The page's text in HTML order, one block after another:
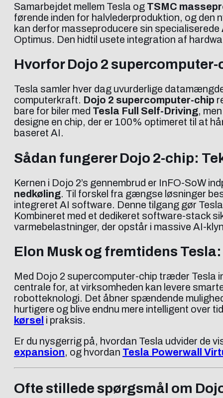
Samarbejdet mellem Tesla og TSMC
førende inden for halvlederproduktion, og den
kan derfor masseproducere sin specialiserede
Optimus. Den hidtil usete integration af
Hvorfor Dojo 2
Tesla samler hver dag uvurderlige
computerkraft. Dojo 2 supercomputer-chip
bare for biler med Tesla Full Self-Driving,
designe en chip, der er 100% optimeret til at
baseret AI.
Sådan fungerer Dojo 2-chip:
Kernen i Dojo 2’s gennembrud er InFO-SoW
nedkøling. Til forskel fra gængse løsninger
integreret AI software. Denne tilgang gør
Kombineret med et dedikeret software-stack
varmebelastninger, der opstår i massive AI-
Elon Musk og fremtidens
Med Dojo 2 supercomputer-chip træder Tesla
centrale for, at virksomheden kan levere
robotteknologi. Det åbner spændende
hurtigere og blive endnu mere intelligent
kørsel i praksis.
Er du nysgerrig på, hvordan Tesla udvider de
expansion, og hvordan Tesla Powerwall
Ofte stillede spørgsmål om